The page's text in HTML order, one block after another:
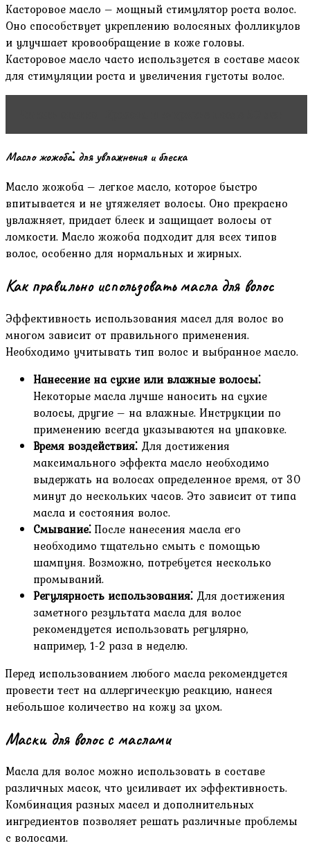
Касторовое масло – мощный стимулятор роста волос.
Оно способствует укреплению волосяных фолликулов
и улучшает кровообращение в коже головы.
Касторовое масло часто используется в составе масок
для стимуляции роста и увеличения густоты волос.
Масло жожоба⁚ для увлажнения и блеска
Масло жожоба – легкое масло‚ которое быстро
впитывается и не утяжеляет волосы. Оно прекрасно
увлажняет‚ придает блеск и защищает волосы от
ломкости. Масло жожоба подходит для всех типов
волос‚ особенно для нормальных и жирных.
Как правильно использовать масла для волос
Эффективность использования масел для волос во
многом зависит от правильного применения.
Необходимо учитывать тип волос и выбранное масло.
Нанесение на сухие или влажные волосы⁚
Некоторые масла лучше наносить на сухие
волосы‚ другие – на влажные. Инструкции по
применению всегда указываются на упаковке.
Время воздействия⁚ Для достижения
максимального эффекта масло необходимо
выдержать на волосах определенное время‚ от 30
минут до нескольких часов. Это зависит от типа
масла и состояния волос.
Смывание⁚ После нанесения масла его
необходимо тщательно смыть с помощью
шампуня. Возможно‚ потребуется несколько
промываний.
Регулярность использования⁚ Для достижения
заметного результата масла для волос
рекомендуется использовать регулярно‚
например‚ 1-2 раза в неделю.
Перед использованием любого масла рекомендуется
провести тест на аллергическую реакцию‚ нанеся
небольшое количество на кожу за ухом.
Маски для волос с маслами
Масла для волос можно использовать в составе
различных масок‚ что усиливает их эффективность.
Комбинация разных масел и дополнительных
ингредиентов позволяет решать различные проблемы
с волосами.